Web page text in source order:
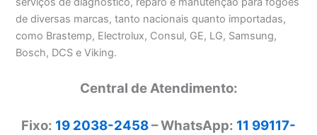
de diversas marcas, tanto nacionais quanto importadas,
como Brastemp, Electrolux, Consul, GE, LG, Samsung,
Bosch, DCS e Viking.
Central de Atendimento:
Fixo: 19 2038-2458– WhatsApp: 11 99117-